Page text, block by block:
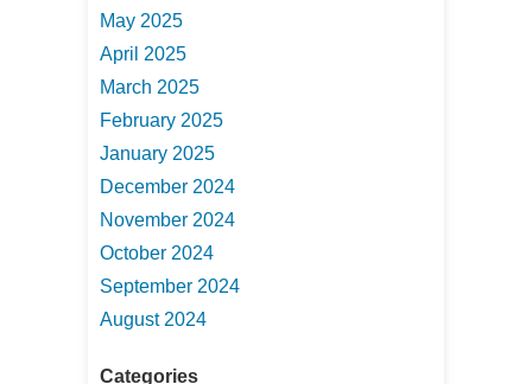
May 2025
April 2025
March 2025
February 2025
January 2025
December 2024
November 2024
October 2024
September 2024
August 2024
Categories